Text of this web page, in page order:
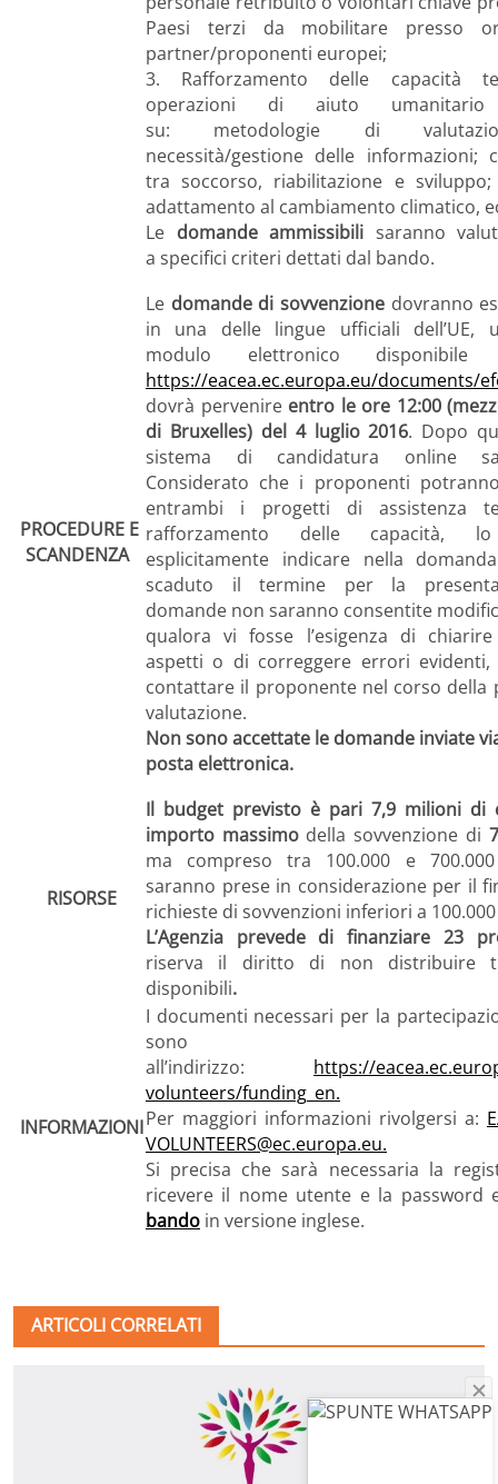
Paesi terzi da mobilitare presso
partner/proponenti europei;
3. Rafforzamento delle capacità
operazioni di aiuto umanitario
su: metodologie di
necessità/gestione delle informazioni;
tra soccorso, riabilitazione e
adattamento al cambiamento climatico,
Le domande ammissibili saranno
a specifici criteri dettati dal bando.
PROCEDURE E
SCANDENZA
Le domande di sovvenzione dovranno
in una delle lingue ufficiali dell’UE,
modulo elettronico disponibile
https://eacea.ec.europa.eu/documents/
dovrà pervenire entro le ore 12:00
di Bruxelles) del 4 luglio 2016. Dopo
sistema di candidatura online
Considerato che i proponenti
entrambi i progetti di assistenza
rafforzamento delle capacità,
esplicitamente indicare nella
scaduto il termine per la
domande non saranno consentite
qualora vi fosse l’esigenza di
aspetti o di correggere errori evidenti,
contattare il proponente nel corso della
valutazione.
Non sono accettate le domande inviate
posta elettronica.
RISORSE
Il budget previsto è pari 7,9 milioni
importo massimo della sovvenzione di
ma compreso tra 100.000 e
saranno prese in considerazione per il
richieste di sovvenzioni inferiori a
L’Agenzia prevede di finanziare 23
riserva il diritto di non distribuire
disponibili.
INFORMAZIONI
I documenti necessari per la
sono
all’indirizzo: https://
volunteers/funding_en.
Per maggiori informazioni rivolgersi a:
VOLUNTEERS@ec.europa.eu.
Si precisa che sarà necessaria la
ricevere il nome utente e la password
bando in versione inglese.
ARTICOLI CORRELATI